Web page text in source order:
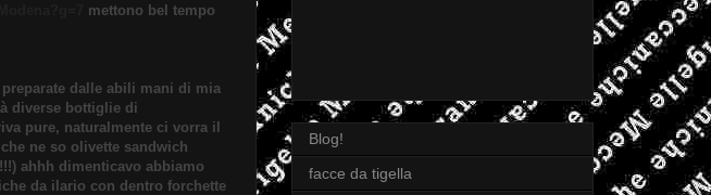
mettono bel tempo
dalle abili mani di mia
diverse bottiglie di
pure, naturalmente ci vorra il
ne so olivette sandwich
ahhh dimenticavo abbiamo
da ilario con dentro forchette
Blog!
facce da tigella